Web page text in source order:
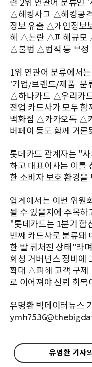
련 2위 연관어 분류
△해킹사고 △해킹공
정보 유출 △개인정
해 △논란 △피해규모
△불법 △법적 등 부정
1위 연관어 분류에서
'기업/브랜드/제품'
△하나카드 △우리카
전업 카드사가 모두
백화점 △카카오톡 △
버페이 등도 함께 거론
롯데카드 관계자는 "
하고 대표이사는 이를
한 소비자 보호 환경
업계에서는 이번 위원
될 수 있을지에 주목하
"롯데카드는 1분기 합
번째 카드사로 분류돼
한 발 뒤처진 상태"라
회성 거버넌스 정비에
확대 △피해 고객 구제
로 이어져야 신뢰 회
유명환 빅데이터뉴스
유명환 기자